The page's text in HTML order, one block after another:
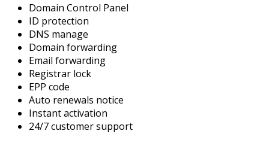
Domain Control Panel
ID protection
DNS manage
Domain forwarding
Email forwarding
Registrar lock
EPP code
Auto renewals notice
Instant activation
24/7 customer support